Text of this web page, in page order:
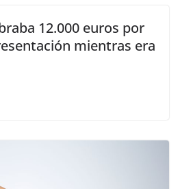
12.000 euros por
mientras era